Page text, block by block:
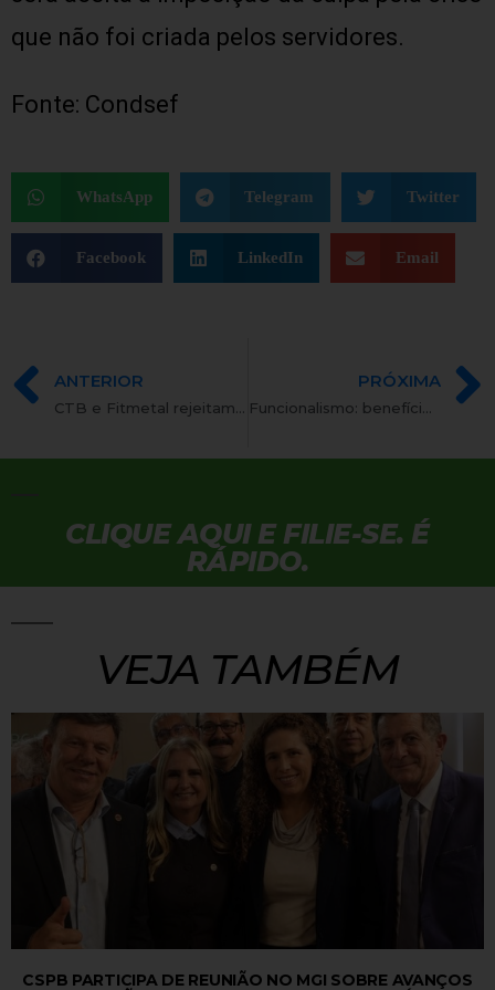
que não foi criada pelos servidores.
Fonte: Condsef
WhatsApp Telegram Twitter
Facebook LinkedIn Email
ANTERIOR
CTB e Fitmetal rejeitam a Medida Provisória que institui o Programa de Proteção ao Emprego
PRÓXIMA
Funcionalismo: benefício na pauta
CLIQUE AQUI E FILIE-SE. É
RÁPIDO.
VEJA TAMBÉM
CSPB PARTICIPA DE REUNIÃO NO MGI SOBRE AVANÇOS